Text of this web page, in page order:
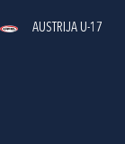
AUSTRIJA U-17